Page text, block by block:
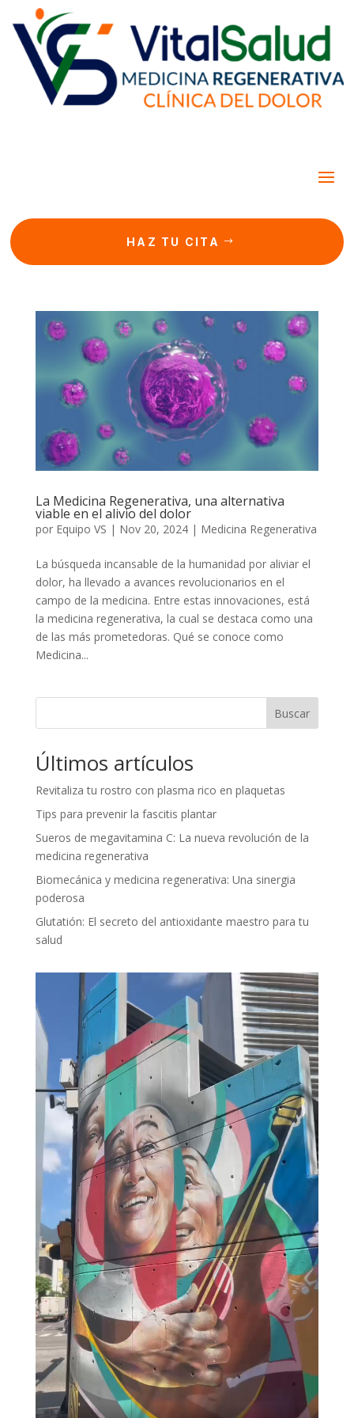
HAZ TU CITA
La Medicina Regenerativa, una alternativa
viable en el alivio del dolor
por Equipo VS | Nov 20, 2024| Medicina Regenerativa
La búsqueda incansable de la humanidad por aliviar el
dolor, ha llevado a avances revolucionarios en el
campo de la medicina. Entre estas innovaciones, está
la medicina regenerativa, la cual se destaca como una
de las más prometedoras. Qué se conoce como
Medicina...
Buscar
Últimos artículos
Revitaliza tu rostro con plasma rico en plaquetas
Tips para prevenir la fascitis plantar
Sueros de megavitamina C: La nueva revolución de la
medicina regenerativa
Biomecánica y medicina regenerativa: Una sinergia
poderosa
Glutatión: El secreto del antioxidante maestro para tu
salud